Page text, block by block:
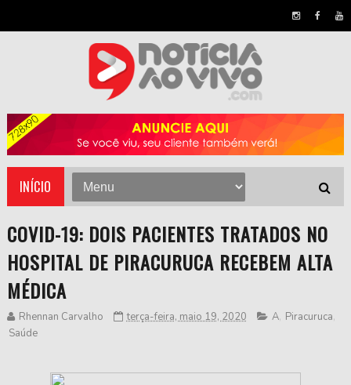
INÍCIO
COVID-19: DOIS PACIENTES TRATADOS NO
HOSPITAL DE PIRACURUCA RECEBEM ALTA
MÉDICA
Rhennan Carvalho terça-feira, maio 19, 2020 A, Piracuruca,
Saúde